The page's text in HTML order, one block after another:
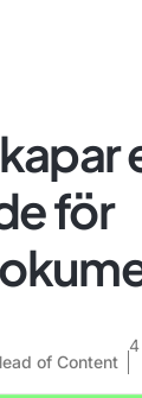
för
of Content